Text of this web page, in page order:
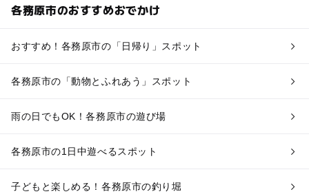
各務原市のおすすめおでかけ
おすすめ！各務原市の「日帰り」スポット
各務原市の「動物とふれあう」スポット
雨の日でもOK！各務原市の遊び場
各務原市の1日中遊べるスポット
子どもと楽しめる！各務原市の釣り堀